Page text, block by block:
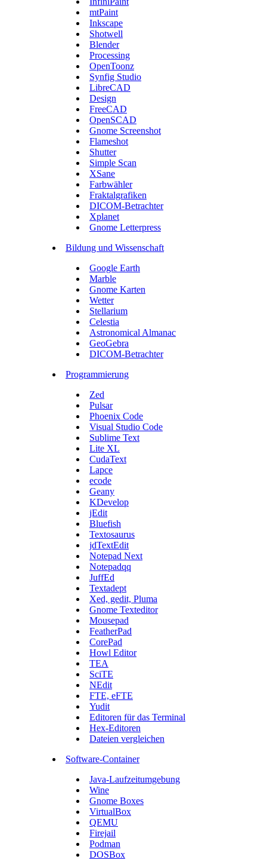
mtPaint
Inkscape
Shotwell
Blender
Processing
OpenToonz
Synfig Studio
LibreCAD
Design
FreeCAD
OpenSCAD
Gnome Screenshot
Flameshot
Shutter
Simple Scan
XSane
Farbwähler
Fraktalgrafiken
DICOM-Betrachter
Xplanet
Gnome Letterpress
Bildung und Wissenschaft
Google Earth
Marble
Gnome Karten
Wetter
Stellarium
Celestia
Astronomical Almanac
GeoGebra
DICOM-Betrachter
Programmierung
Zed
Pulsar
Phoenix Code
Visual Studio Code
Sublime Text
Lite XL
CudaText
Lapce
ecode
Geany
KDevelop
jEdit
Bluefish
Textosaurus
jdTextEdit
Notepad Next
Notepadqq
JuffEd
Textadept
Xed, gedit, Pluma
Gnome Texteditor
Mousepad
FeatherPad
CorePad
Howl Editor
TEA
SciTE
NEdit
FTE, eFTE
Yudit
Editoren für das Terminal
Hex-Editoren
Dateien vergleichen
Software-Container
Java-Laufzeitumgebung
Wine
Gnome Boxes
VirtualBox
QEMU
Firejail
Podman
DOSBox